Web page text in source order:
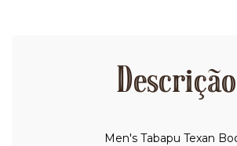
Descrição
Men's Tabapu Texan